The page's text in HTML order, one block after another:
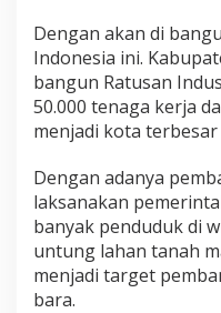
P
a
r
a
M
f
a
T
a
n
Dengan akan di
Indonesia ini.
bangun Ratusan
50.000 tenaga kerja
menjadi kota
Dengan adanya
laksanakan
banyak penduduk di
untung lahan tanah
menjadi target
bara.